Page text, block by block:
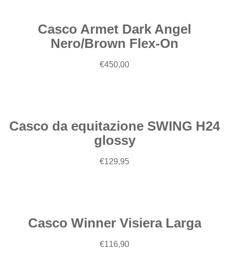
Casco Armet Dark Angel
Nero/Brown Flex-On
€450,00
Casco da equitazione SWING H24
glossy
€129,95
Casco Winner Visiera Larga
€116,90